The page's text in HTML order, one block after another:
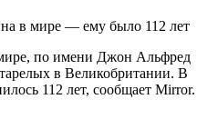
по имени Джон Альфред
в Великобритании. В
112 лет, сообщает Mirror.